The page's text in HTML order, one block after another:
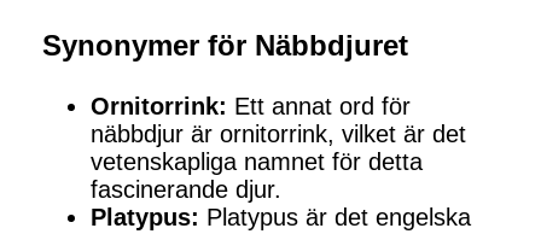
Synonymer för Näbbdjuret
Ornitorrink: Ett annat ord för
näbbdjur är ornitorrink, vilket är det
vetenskapliga namnet för detta
fascinerande djur.
Platypus: Platypus är det engelska